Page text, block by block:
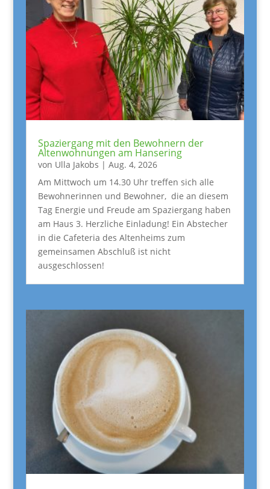
Spaziergang mit den Bewohnern der
Altenwohnungen am Hansering
von Ulla Jakobs | Aug. 4, 2026
Am Mittwoch um 14.30 Uhr treffen sich alle
Bewohnerinnen und Bewohner, die an diesem
Tag Energie und Freude am Spaziergang haben
am Haus 3. Herzliche Einladung! Ein Abstecher
in die Cafeteria des Altenheims zum
gemeinsamen Abschluß ist nicht
ausgeschlossen!